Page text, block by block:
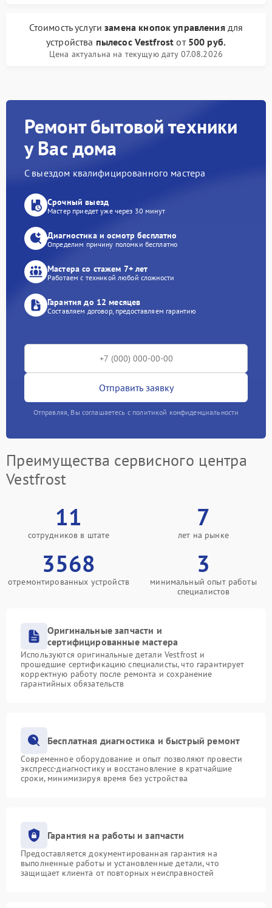
Стоимость услугизамена кнопок управлениядля
устройства пылесос Vestfrost от 500 руб.
Цена актуальна на текущую дату 07.08.2026
Ремонт бытовой техники
у Вас дома
С выездом квалифицированного мастера
Срочный выезд
Мастер приедет уже через 30 минут
Диагностика и осмотр бесплатно
Определим причину поломки бесплатно
Мастера со стажем 7+ лет
Работаем с техникой любой сложности
Гарантия до 12 месяцев
Составляем договор, предоставляем гарантию
Отправить заявку
Отправляя, Вы соглашаетесь с политикой конфиденциальности
Преимущества сервисного центра
Vestfrost
11
сотрудников в штате
7
лет на рынке
3568
отремонтированных устройств
3
минимальный опыт работы
специалистов
Оригинальные запчасти и
сертифицированные мастера
Используются оригинальные детали Vestfrost и
прошедшие сертификацию специалисты, что гарантирует
корректную работу после ремонта и сохранение
гарантийных обязательств
Бесплатная диагностика и быстрый ремонт
Современное оборудование и опыт позволяют провести
экспресс-диагностику и восстановление в кратчайшие
сроки, минимизируя время без устройства
Гарантия на работы и запчасти
Предоставляется документированная гарантия на
выполненные работы и установленные детали, что
защищает клиента от повторных неисправностей